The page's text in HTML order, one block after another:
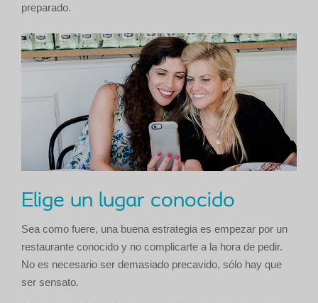
preparado.
Elige un lugar conocido
Sea como fuere, una buena estrategia es empezar por un
restaurante conocido y no complicarte a la hora de pedir.
No es necesario ser demasiado precavido, sólo hay que
ser sensato.